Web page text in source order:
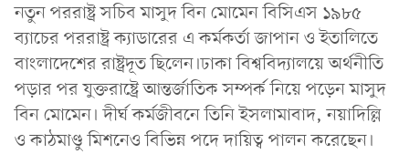
নতুন পররাষ্ট্র সচিব মাসুদ বিন মোমেন বিসিএস ১৯৮৫
ব্যাচের পররাষ্ট্র ক্যাডারের এ কর্মকর্তা জাপান ও ইতালিতে
বাংলাদেশের রাষ্ট্রদূত ছিলেন।ঢাকা বিশ্ববিদ্যালয়ে অর্থনীতি
পড়ার পর যুক্তরাষ্ট্রে আন্তর্জাতিক সম্পর্ক নিয়ে পড়েন মাসুদ
বিন মোমেন। দীর্ঘ কর্মজীবনে তিনি ইসলামাবাদ, নয়াদিল্লি
ও কাঠমাণ্ডু মিশনেও বিভিন্ন পদে দায়িত্ব পালন করেছেন।